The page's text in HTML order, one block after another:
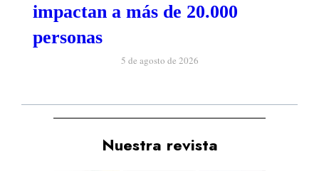
impactan a más de 20.000
personas
5 de agosto de 2026
Nuestra revista